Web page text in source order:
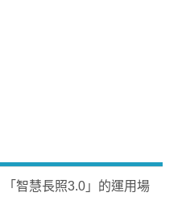
智慧長照3.0」的運用場